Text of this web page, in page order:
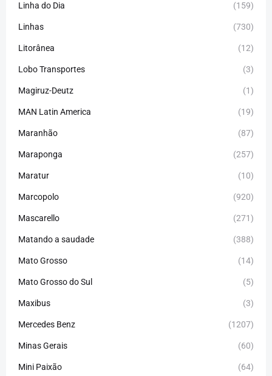
Linha do Dia (159)
Linhas (730)
Litorânea (12)
Lobo Transportes (3)
Magiruz-Deutz (1)
MAN Latin America (19)
Maranhão (87)
Maraponga (257)
Maratur (10)
Marcopolo (920)
Mascarello (271)
Matando a saudade (388)
Mato Grosso (14)
Mato Grosso do Sul (5)
Maxibus (3)
Mercedes Benz (1207)
Minas Gerais (60)
Mini Paixão (64)